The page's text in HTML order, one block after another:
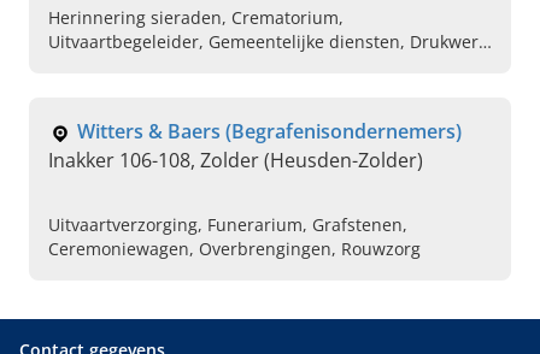
Herinnering sieraden, Crematorium,
Uitvaartbegeleider, Gemeentelijke diensten, Drukwerk,
Witters & Baers (Begrafenisondernemers)
Inakker 106-108, Zolder (Heusden-Zolder)
Uitvaartverzorging, Funerarium, Grafstenen,
Ceremoniewagen, Overbrengingen, Rouwzorg